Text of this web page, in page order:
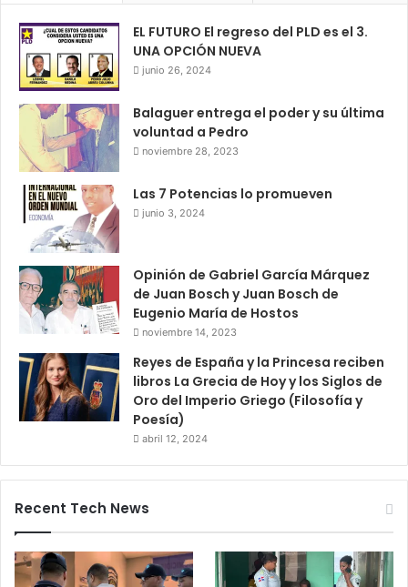
EL FUTURO El regreso del PLD es el 3.
UNA OPCIÓN NUEVA
junio 26, 2024
Balaguer entrega el poder y su última
voluntad a Pedro
noviembre 28, 2023
Las 7 Potencias lo promueven
junio 3, 2024
Opinión de Gabriel García Márquez
de Juan Bosch y Juan Bosch de
Eugenio María de Hostos
noviembre 14, 2023
Reyes de España y la Princesa reciben
libros La Grecia de Hoy y los Siglos de
Oro del Imperio Griego (Filosofía y
Poesía)
abril 12, 2024
Recent Tech News